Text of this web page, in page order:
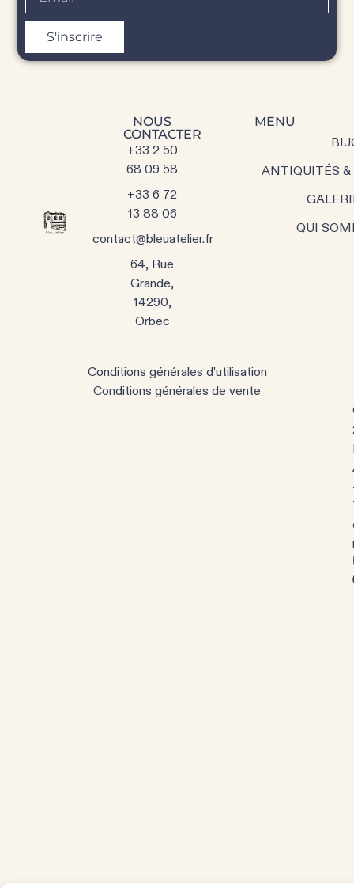
S'inscrire
NOUS
CONTACTER
+33 2 50
68 09 58
+33 6 72
13 88 06
contact@bleuatelier.fr
64, Rue
Grande,
14290,
Orbec
MENU
ANTIQUITÉS
QUI
Conditions générales d'utilisation
Conditions générales de vente